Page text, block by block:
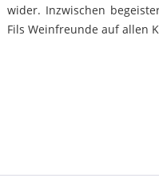
wider. Inzwischen
Fils Weinfreunde auf allen